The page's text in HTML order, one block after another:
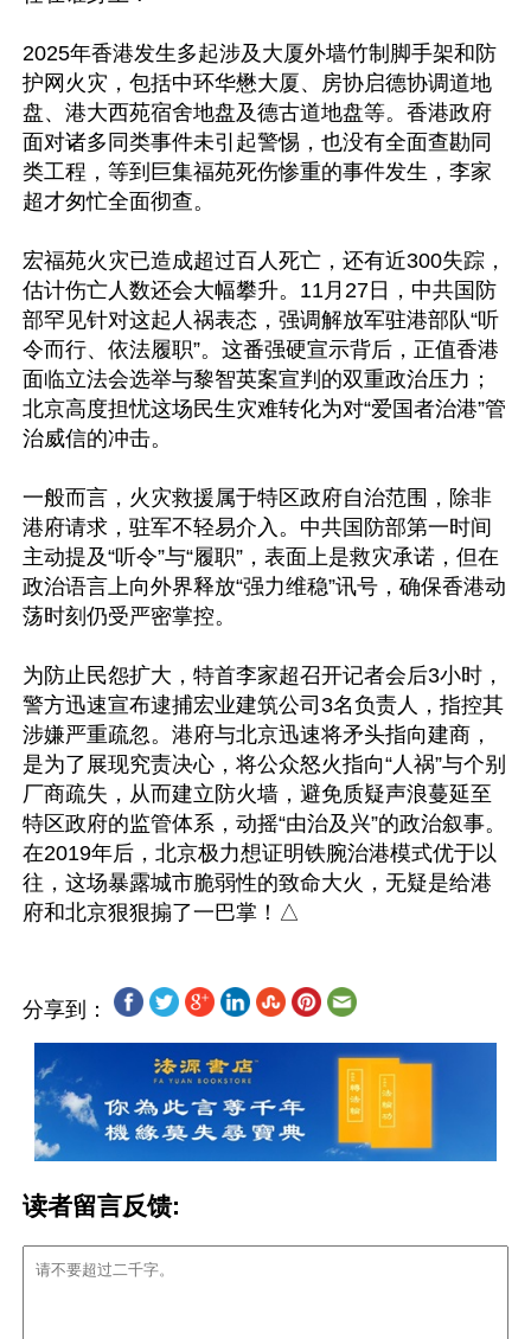
2025年香港发生多起涉及大厦外墙竹制脚手架和防
护网火灾，包括中环华懋大厦、房协启德协调道地
盘、港大西苑宿舍地盘及德古道地盘等。香港政府
面对诸多同类事件未引起警惕，也没有全面查勘同
类工程，等到巨集福苑死伤惨重的事件发生，李家
超才匆忙全面彻查。
宏福苑火灾已造成超过百人死亡，还有近300失踪，
估计伤亡人数还会大幅攀升。11月27日，中共国防
部罕见针对这起人祸表态，强调解放军驻港部队“听
令而行、依法履职”。这番强硬宣示背后，正值香港
面临立法会选举与黎智英案宣判的双重政治压力；
北京高度担忧这场民生灾难转化为对“爱国者治港”管
治威信的冲击。
一般而言，火灾救援属于特区政府自治范围，除非
港府请求，驻军不轻易介入。中共国防部第一时间
主动提及“听令”与“履职”，表面上是救灾承诺，但在
政治语言上向外界释放“强力维稳”讯号，确保香港动
荡时刻仍受严密掌控。
为防止民怨扩大，特首李家超召开记者会后3小时，
警方迅速宣布逮捕宏业建筑公司3名负责人，指控其
涉嫌严重疏忽。港府与北京迅速将矛头指向建商，
是为了展现究责决心，将公众怒火指向“人祸”与个别
厂商疏失，从而建立防火墙，避免质疑声浪蔓延至
特区政府的监管体系，动摇“由治及兴”的政治叙事。
在2019年后，北京极力想证明铁腕治港模式优于以
往，这场暴露城市脆弱性的致命大火，无疑是给港
分享到：
读者留言反馈: